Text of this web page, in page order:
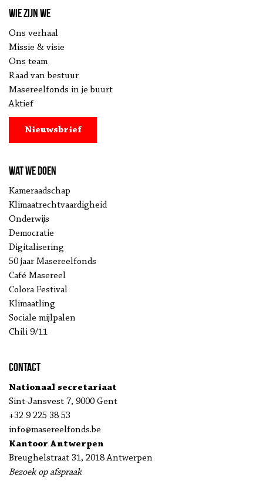
Wie zijn we
Ons verhaal
Missie & visie
Ons team
Raad van bestuur
Masereelfonds in je buurt
Aktief
Nieuwsbrief
Wat we doen
Kameraadschap
Klimaatrechtvaardigheid
Onderwijs
Democratie
Digitalisering
50 jaar Masereelfonds
Café Masereel
Colora Festival
Klimaatling
Sociale mijlpalen
Chili 9/11
Contact
Nationaal secretariaat
Sint-Jansvest 7, 9000 Gent
+32 9 225 38 53
info@masereelfonds.be
Kantoor Antwerpen
Breughelstraat 31, 2018 Antwerpen
Bezoek op afspraak